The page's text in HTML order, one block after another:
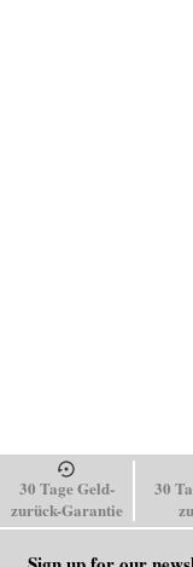
30 Tage Geld-
zurück-Garantie
30